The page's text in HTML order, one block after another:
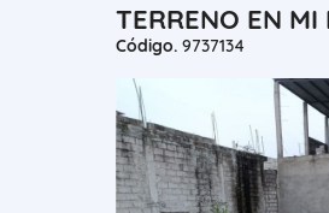
TERRENO EN MI
Código. 9737134